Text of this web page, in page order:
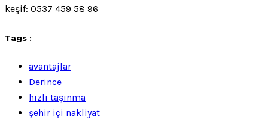
keşif: 0537 459 58 96
Tags :
avantajlar
Derince
hızlı taşınma
şehir içi nakliyat